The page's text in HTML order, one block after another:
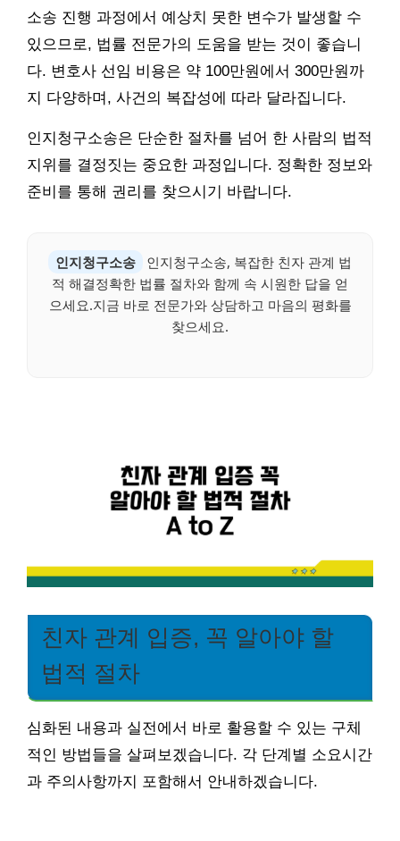
소송 진행 과정에서 예상치 못한 변수가 발생할 수
있으므로, 법률 전문가의 도움을 받는 것이 좋습니
다. 변호사 선임 비용은 약 100만원에서 300만원까
지 다양하며, 사건의 복잡성에 따라 달라집니다.
인지청구소송은 단순한 절차를 넘어 한 사람의 법적
지위를 결정짓는 중요한 과정입니다. 정확한 정보와
준비를 통해 권리를 찾으시기 바랍니다.
인지청구소송
인지청구소송, 복잡한 친자 관계 법
적 해결정확한 법률 절차와 함께 속 시원한 답을 얻
으세요.지금 바로 전문가와 상담하고 마음의 평화를
찾으세요.
친자 관계 입증, 꼭 알아야 할
법적 절차
심화된 내용과 실전에서 바로 활용할 수 있는 구체
적인 방법들을 살펴보겠습니다. 각 단계별 소요시간
과 주의사항까지 포함해서 안내하겠습니다.